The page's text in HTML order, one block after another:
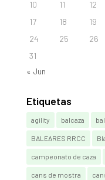
10
11 12
17
18 19
24
25 26
31
« Jun
Etiquetas
agility balcaza
BALEARES RRCC
campeonato de caza
cans de mostra